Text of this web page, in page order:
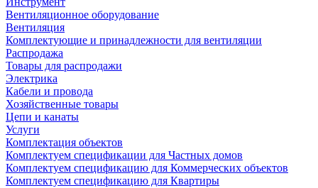
Вентиляционное оборудование
Вентиляция
Комплектующие и принадлежности для вентиляции
Распродажа
Товары для распродажи
Электрика
Кабели и провода
Хозяйственные товары
Цепи и канаты
Услуги
Комплектация объектов
Комплектуем спецификации для Частных домов
Комплектуем спецификацию для Коммерческих объектов
Комплектуем спецификацию для Квартиры